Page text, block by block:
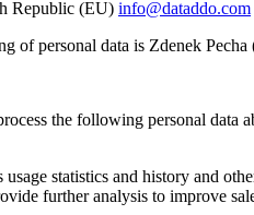
Republic (EU) info@dataddo.com
of personal data is Zdenek
the following personal
statistics and history and
further analysis to improve